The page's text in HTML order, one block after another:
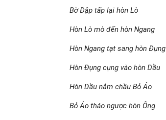
Bờ Đập tấp lại hòn Lò
Hòn Lò mò đến hòn Ngang
Hòn Ngang tạt sang hòn Đụng
Hòn Đụng cụng vào hòn Dầu
Hòn Dầu nằm chầu Bỏ Áo
Bỏ Áo tháo ngược hòn Ông